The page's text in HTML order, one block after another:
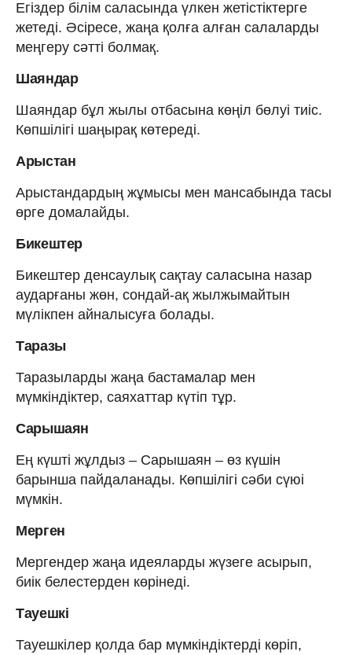
Егіздер білім саласында үлкен жетістіктерге
жетеді. Әсіресе, жаңа қолға алған салаларды
меңгеру сәтті болмақ.
Шаяндар
Шаяндар бұл жылы отбасына көңіл бөлуі тиіс.
Көпшілігі шаңырақ көтереді.
Арыстан
Арыстандардың жұмысы мен мансабында тасы
өрге домалайды.
Бикештер
Бикештер денсаулық сақтау саласына назар
аударғаны жөн, сондай-ақ жылжымайтын
мүлікпен айналысуға болады.
Таразы
Таразыларды жаңа бастамалар мен
мүмкіндіктер, саяхаттар күтіп тұр.
Сарышаян
Ең күшті жұлдыз – Сарышаян – өз күшін
барынша пайдаланады. Көпшілігі сәби сүюі
мүмкін.
Мерген
Мергендер жаңа идеяларды жүзеге асырып,
биік белестерден көрінеді.
Тауешкі
Тауешкілер қолда бар мүмкіндіктерді көріп,